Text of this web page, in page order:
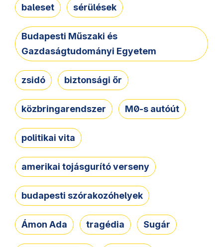
baleset sérülések
Budapesti Műszaki és
Gazdaságtudományi Egyetem
zsidó biztonsági őr
közbringarendszer M0-s autóút
politikai vita
amerikai tojásgurító verseny
budapesti szórakozóhelyek
Ámon Ada tragédia Sugár